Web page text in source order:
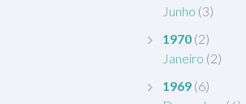
Junho (3)
1970 (2)
Janeiro (2)
1969 (6)